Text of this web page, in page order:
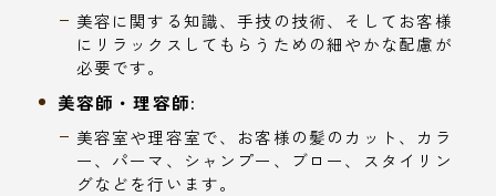
美容に関する知識、手技の技術、そしてお客様
にリラックスしてもらうための細やかな配慮が
必要です。
美容師・理容師:
美容室や理容室で、お客様の髪のカット、カラ
ー、パーマ、シャンプー、ブロー、スタイリン
グなどを行います。